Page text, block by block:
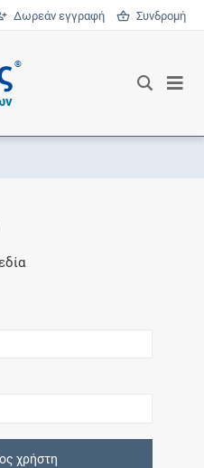
Δωρεάν εγγραφή Συνδρομή
®
χρήστη